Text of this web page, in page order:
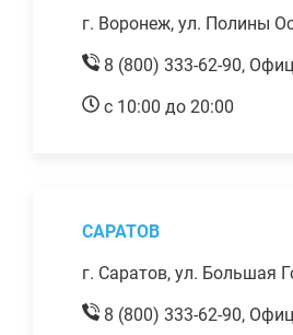
г. Воронеж, ул. Полины
8 (800) 333-62-90,
с 10:00 до 20:00
САРАТОВ
г. Саратов, ул. Большая
8 (800) 333-62-90,